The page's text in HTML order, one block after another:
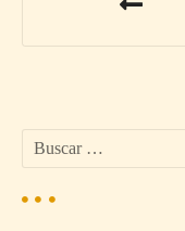
g
a
c